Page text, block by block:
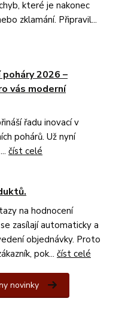
které je nakonec
zklamání. Připravil...
2026 –
vás moderní
řadu inovací v
pohárů. Už nyní
číst celé
na hodnocení
zasílají automaticky a
objednávky. Proto
pok... číst celé
novinky